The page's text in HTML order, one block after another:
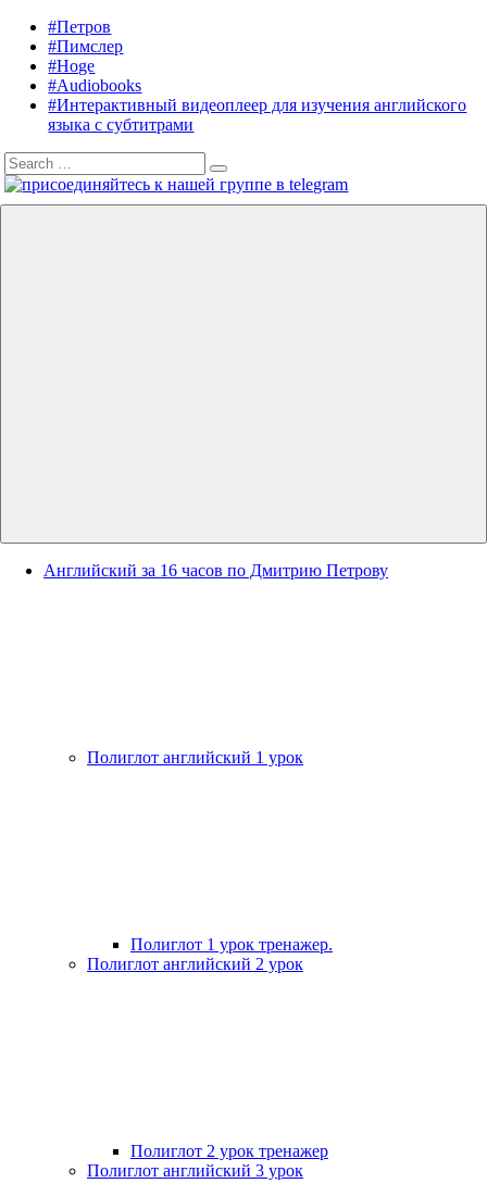
content
Listening
English
Audiobooks
English,
Petrov
English
#Петров
#Пимслер
#Hoge
#Audiobooks
#Интерактивный видеоплеер для изучения английского
языка с субтитрами
Search
for:
Search
Английский за 16 часов по Дмитрию Петрову
Полиглот английский 1 урок
Полиглот 1 урок тренажер.
Полиглот английский 2 урок
Полиглот 2 урок тренажер
Полиглот английский 3 урок